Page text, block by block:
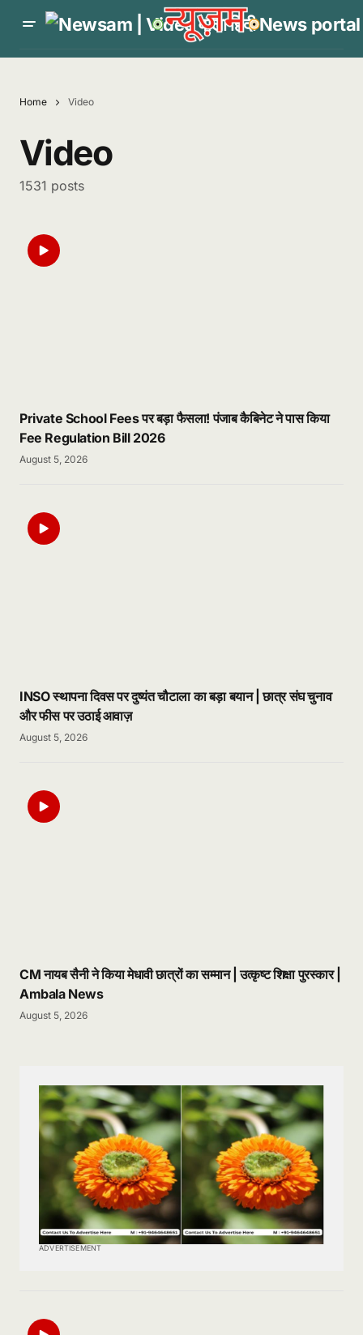
Home Video
Video
1531 posts
Private School Fees पर बड़ा फैसला! पंजाब कैबिनेट ने पास किया
Fee Regulation Bill 2026
August 5, 2026
INSO स्थापना दिवस पर दुष्यंत चौटाला का बड़ा बयान | छात्र संघ चुनाव
और फीस पर उठाई आवाज़
August 5, 2026
CM नायब सैनी ने किया मेधावी छात्रों का सम्मान | उत्कृष्ट शिक्षा पुरस्कार |
Ambala News
August 5, 2026
ADVERTISEMENT